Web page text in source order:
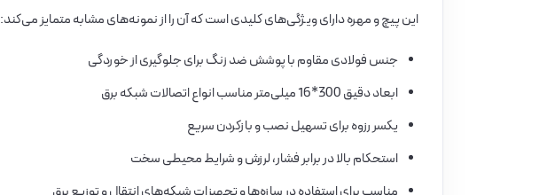
این پیچ و مهره دارای ویژگی‌های کلیدی است که آن را از نمونه‌های مشابه متمایز می‌کند:
جنس فولادی مقاوم با پوشش ضد زنگ برای جلوگیری از خوردگی
ابعاد دقیق 300*16 میلی‌متر مناسب انواع اتصالات شبکه برق
یکسر رزوه برای تسهیل نصب و بازکردن سریع
استحکام بالا در برابر فشار، لرزش و شرایط محیطی سخت